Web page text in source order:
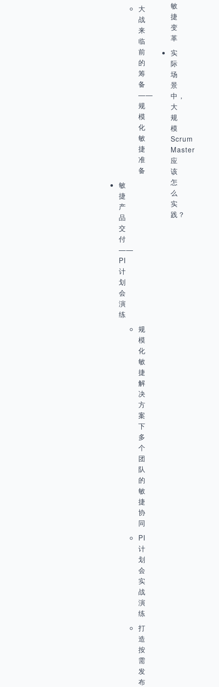
大
战
来
临
前
的
筹
备
——
规
模
化
敏
捷
准
备
敏
捷
产
品
交
付
——
PI
计
划
会
演
练
规
模
化
敏
捷
解
决
方
案
下
多
个
团
队
的
敏
捷
协
同
PI
计
划
会
实
战
演
练
打
造
按
需
发
布
敏
捷
变
革
实
际
场
景
中，
大
规
模
Scrum
Master
应
该
怎
么
实
践？